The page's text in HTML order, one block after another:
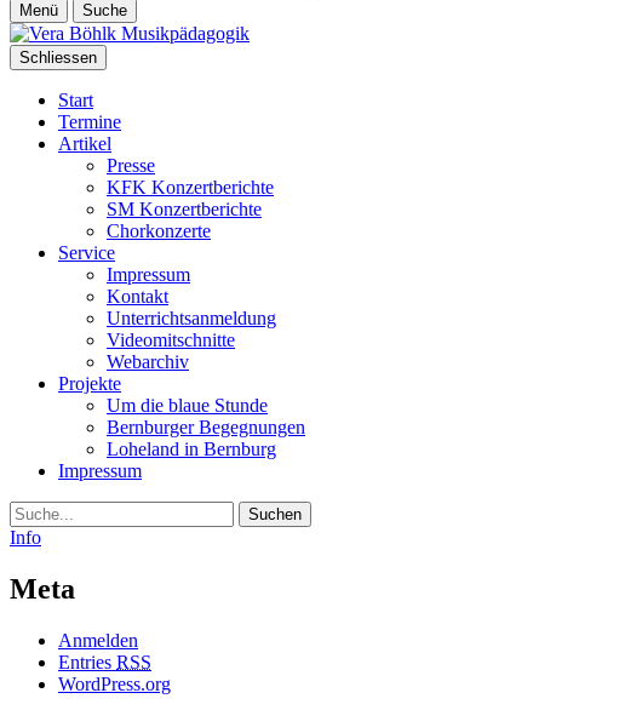
Menü Suche
Schliessen
Start
Termine
Artikel
Presse
KFK Konzertberichte
SM Konzertberichte
Chorkonzerte
Service
Impressum
Kontakt
Unterrichtsanmeldung
Videomitschnitte
Webarchiv
Projekte
Um die blaue Stunde
Bernburger Begegnungen
Loheland in Bernburg
Impressum
Suche
Info
Meta
Anmelden
Entries RSS
WordPress.org